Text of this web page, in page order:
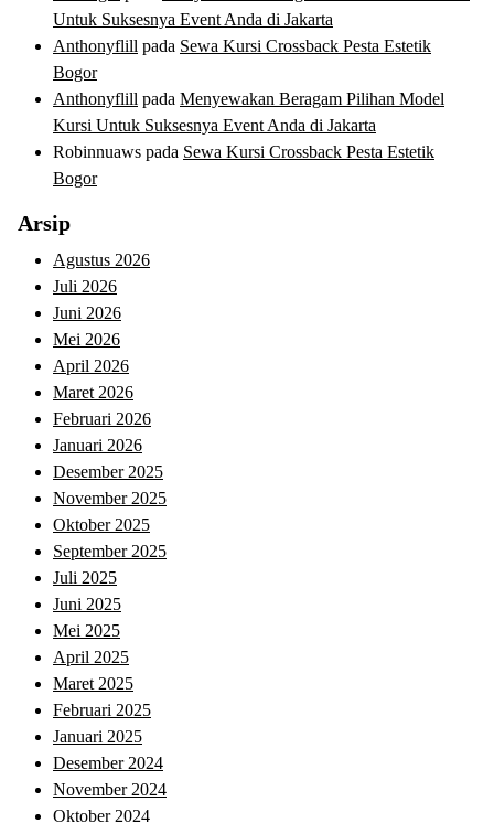
Untuk Suksesnya Event Anda di Jakarta
Anthonyflill pada Sewa Kursi Crossback Pesta Estetik
Bogor
Anthonyflill pada Menyewakan Beragam Pilihan Model
Kursi Untuk Suksesnya Event Anda di Jakarta
Robinnuaws pada Sewa Kursi Crossback Pesta Estetik
Bogor
Arsip
Agustus 2026
Juli 2026
Juni 2026
Mei 2026
April 2026
Maret 2026
Februari 2026
Januari 2026
Desember 2025
November 2025
Oktober 2025
September 2025
Juli 2025
Juni 2025
Mei 2025
April 2025
Maret 2025
Februari 2025
Januari 2025
Desember 2024
November 2024
Oktober 2024